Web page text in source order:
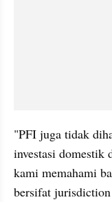
"PFI juga tidak
investasi
kami memahami
bersifat jurisdiction